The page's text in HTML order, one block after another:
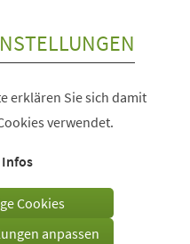
erklären Sie sich damit
verwendet.
Cookies
anpassen